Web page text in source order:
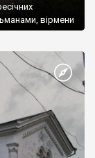
вірмени